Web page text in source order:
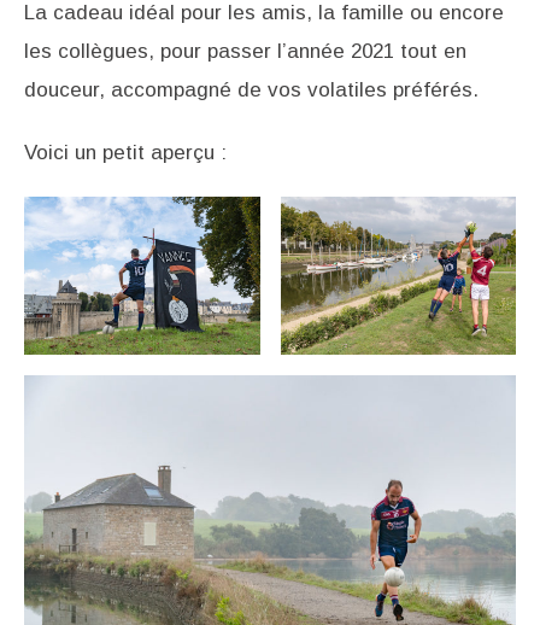
La cadeau idéal pour les amis, la famille ou encore
les collègues, pour passer l’année 2021 tout en
douceur, accompagné de vos volatiles préférés.
Voici un petit aperçu :